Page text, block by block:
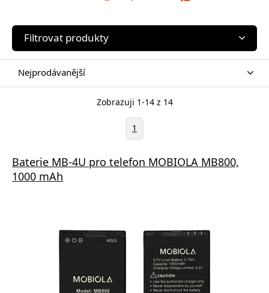
Filtrovat produkty
Nejprodávanější
Zobrazuji 1-14 z 14
1
Baterie MB-4U pro telefon MOBIOLA MB800,
1000 mAh